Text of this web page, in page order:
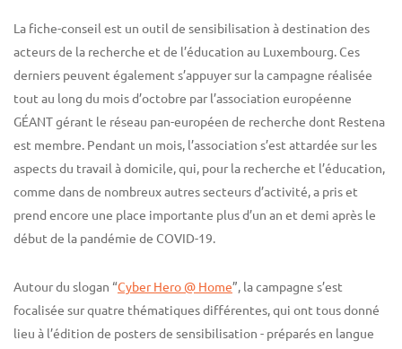
La fiche-conseil est un outil de sensibilisation à destination des
acteurs de la recherche et de l’éducation au Luxembourg. Ces
derniers peuvent également s’appuyer sur la campagne réalisée
tout au long du mois d’octobre par l’association européenne
GÉANT gérant le réseau pan-européen de recherche dont Restena
est membre. Pendant un mois, l’association s’est attardée sur les
aspects du travail à domicile, qui, pour la recherche et l’éducation,
comme dans de nombreux autres secteurs d’activité, a pris et
prend encore une place importante plus d’un an et demi après le
début de la pandémie de COVID-19.
Autour du slogan “Cyber Hero @ Home”, la campagne s’est
focalisée sur quatre thématiques différentes, qui ont tous donné
lieu à l’édition de posters de sensibilisation - préparés en langue